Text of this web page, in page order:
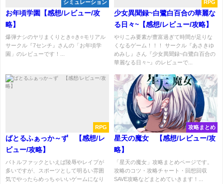
シミュレーション
お年頃学園【感想/レビュー/攻
略】
爆弾ナシのヤリまくりとき○き○モリアル
サークル『7センチ』さんの「お年頃学
園」のレビューです！...
RPG
少女異聞録~白鷺白百合の華麗な
る日々~【感想/レビュー/攻略】
やりこみ要素が豊富過ぎて時間が足りな
くなるゲーム！！！ サークル『あさきゆ
めみし』さん『少女異聞録~白鷺白百合の
華麗なる日々~』のレビューで...
RPG
ばとるふぁっか～ず 【感想/レ
ビュー/攻略】
バトルファックといえば陵辱やレイプが
多いですが、スポーツとして明るい雰囲
気でやったらめっちゃいいゲームになり
攻略まとめ
星天の魔女 【感想/レビュー/攻
略】
「星天の魔女」攻略まとめページです。
攻略のコツ・攻略チャート・回想回収
SAVE攻略などまとめていきます！...